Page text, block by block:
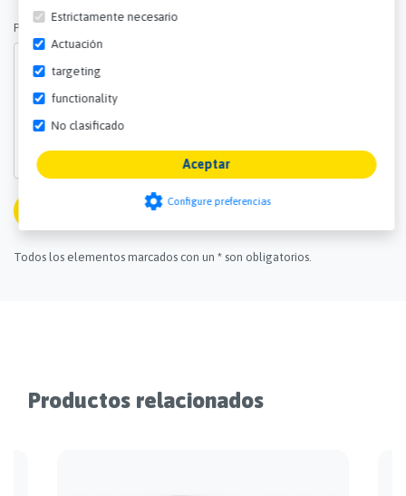
Preguntas y comentarios *
Enviar
Todos los elementos marcados con un * son obligatorios.
Productos relacionados
functionality
No clasificado
Aceptar
settings